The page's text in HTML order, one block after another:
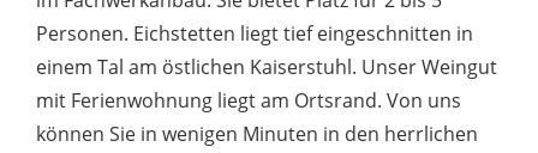
Personen. Eichstetten liegt tief eingeschnitten in
einem Tal am östlichen Kaiserstuhl. Unser Weingut
mit Ferienwohnung liegt am Ortsrand. Von uns
können Sie in wenigen Minuten in den herrlichen